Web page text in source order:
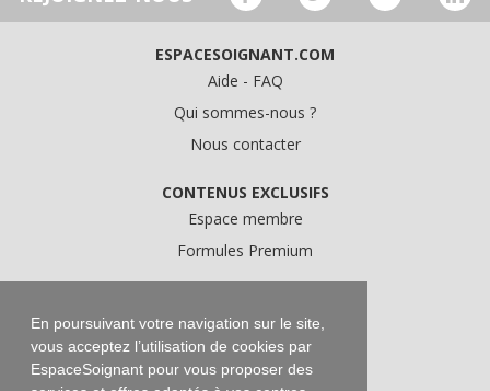
En poursuivant votre navigation sur le site,
vous acceptez l’utilisation de cookies par
EspaceSoignant pour vous proposer des
ESPACESOIGNANT.COM
Aide - FAQ
Qui sommes-nous ?
Nous contacter
CONTENUS EXCLUSIFS
Espace membre
Formules Premium
Conditions Générales d'Utilisation
Données personnelles